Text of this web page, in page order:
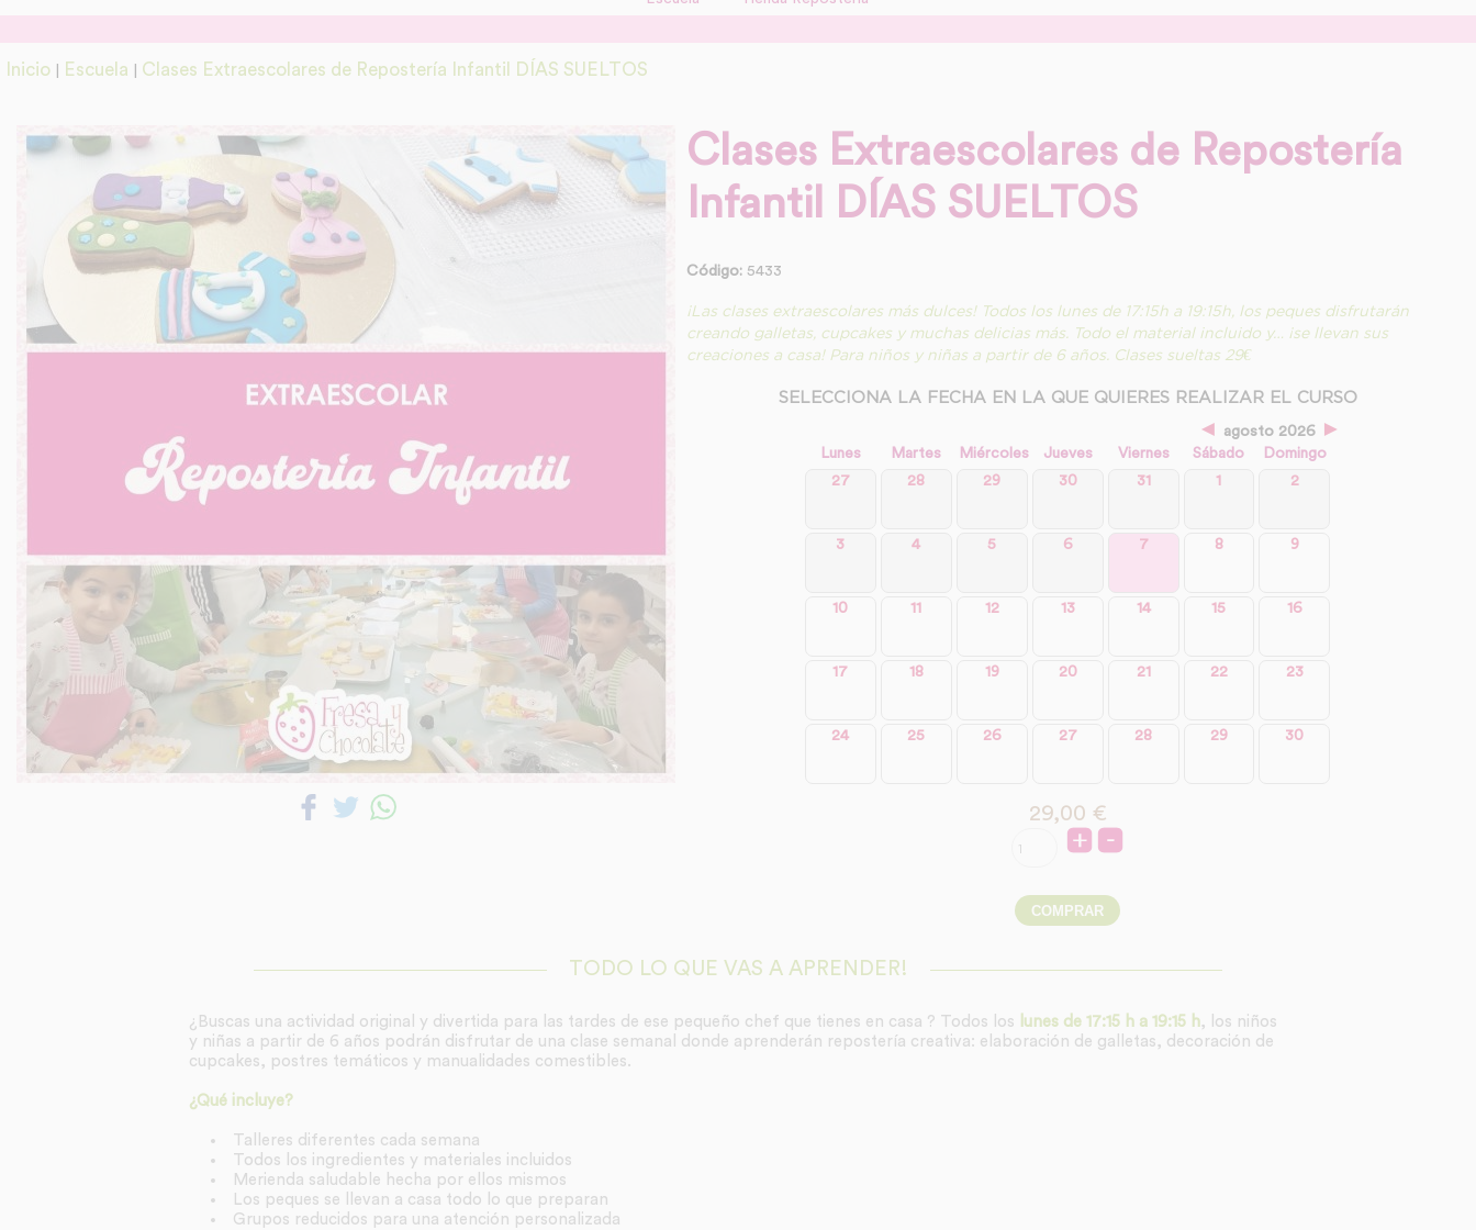
Inicio Escuela Clases Extraescolares de Repostería Infantil DÍAS SUELTOS
Clases Extraescolares de Repostería
Infantil DÍAS SUELTOS
Código: 5433
¡Las clases extraescolares más dulces! Todos los lunes de 17:15h a 19:15h, los peques disfrutarán
creando galletas, cupcakes y muchas delicias más. Todo el material incluido y… ¡se llevan sus
creaciones a casa! Para niños y niñas a partir de 6 años. Clases sueltas 29€
SELECCIONA LA FECHA EN LA QUE QUIERES REALIZAR EL CURSO
◄ agosto 2026 ►
Lunes Martes Miércoles Jueves Viernes Sábado
Domingo
27
28 29 30 31 1 2
3 4 5 6 7 8 9
10 11 12 13 14 15 16
17 18 19 20 21 22 23
24 25 26 27 28 29 30
29,00 €
TODO LO QUE VAS A APRENDER!
¿Buscas una actividad original y divertida para las tardes de ese pequeño chef que tienes en casa ? Todos los lunes de 17:15 h a 19:15 h, los niños
y niñas a partir de 6 años podrán disfrutar de una clase semanal donde aprenderán repostería creativa: elaboración de galletas, decoración de
cupcakes, postres temáticos y manualidades comestibles.
¿Qué incluye?
Talleres diferentes cada semana
Todos los ingredientes y materiales incluidos
Merienda saludable hecha por ellos mismos
Los peques se llevan a casa todo lo que preparan
Grupos reducidos para una atención personalizada